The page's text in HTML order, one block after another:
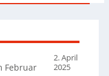
Februar
2. April
2025